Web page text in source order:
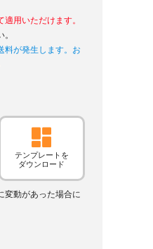
用いただけます。
料が発生します。お
テンプレートを
ダウンロード
変動があった場合に